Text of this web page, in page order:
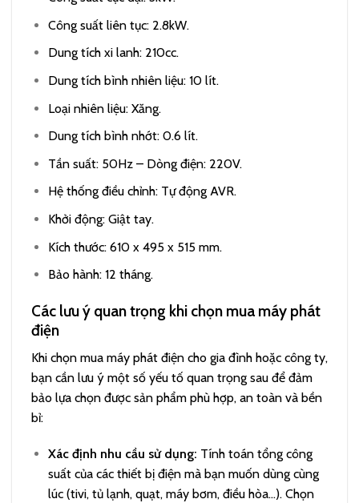
Công suất liên tục: 2.8kW.
Dung tích xi lanh: 210cc.
Dung tích bình nhiên liệu: 10 lít.
Loại nhiên liệu: Xăng.
Dung tích bình nhớt: 0.6 lít.
Tần suất: 50Hz – Dòng điện: 220V.
Hệ thống điều chỉnh: Tự động AVR.
Khởi động: Giật tay.
Kích thước: 610 x 495 x 515 mm.
Bảo hành: 12 tháng.
Các lưu ý quan trọng khi chọn mua máy phát
điện
Khi chọn mua máy phát điện cho gia đình hoặc công ty,
bạn cần lưu ý một số yếu tố quan trọng sau để đảm
bảo lựa chọn được sản phẩm phù hợp, an toàn và bền
bỉ:
Xác định nhu cầu sử dụng: Tính toán tổng công
suất của các thiết bị điện mà bạn muốn dùng cùng
lúc (tivi, tủ lạnh, quạt, máy bơm, điều hòa…). Chọn